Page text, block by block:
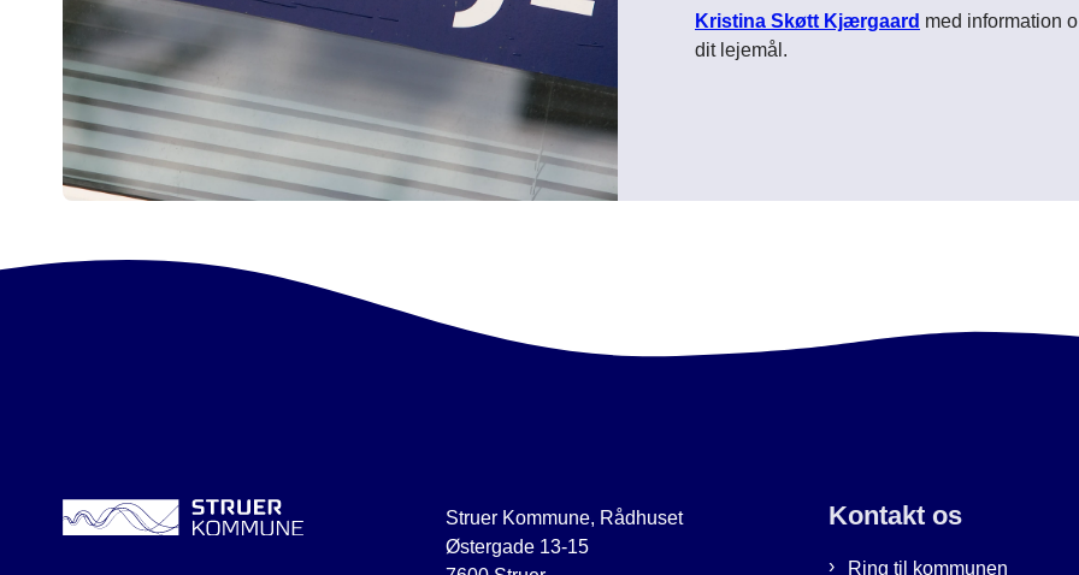
Kristina Skøtt Kjærgaard med information
dit lejemål.
Struer Kommune, Rådhuset
Østergade 13-15
Kontakt os
Ring til kommunen